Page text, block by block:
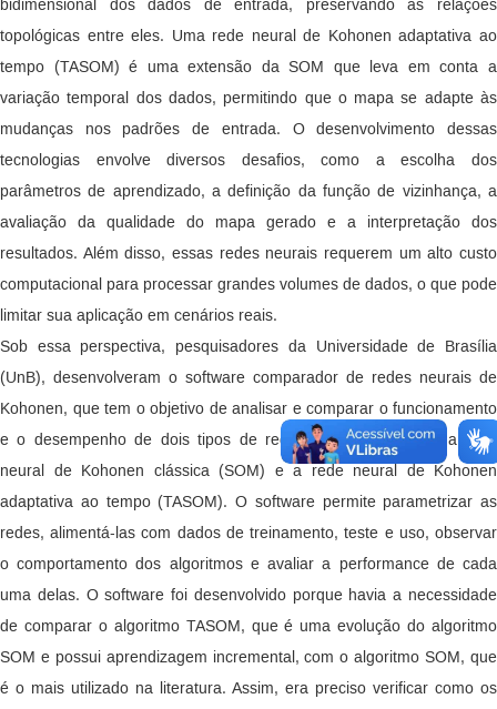
bidimensional dos dados de entrada, preservando as relações
topológicas entre eles. Uma rede neural de Kohonen adaptativa ao
tempo (TASOM) é uma extensão da SOM que leva em conta a
variação temporal dos dados, permitindo que o mapa se adapte às
mudanças nos padrões de entrada. O desenvolvimento dessas
tecnologias envolve diversos desafios, como a escolha dos
parâmetros de aprendizado, a definição da função de vizinhança, a
avaliação da qualidade do mapa gerado e a interpretação dos
resultados. Além disso, essas redes neurais requerem um alto custo
computacional para processar grandes volumes de dados, o que pode
limitar sua aplicação em cenários reais.
Sob essa perspectiva, pesquisadores da Universidade de Brasília
(UnB), desenvolveram o software comparador de redes neurais de
Kohonen, que tem o objetivo de analisar e comparar o funcionamento
e o desempenho de dois tipos de redes neurais artificiais: a rede
neural de Kohonen clássica (SOM) e a rede neural de Kohonen
adaptativa ao tempo (TASOM). O software permite parametrizar as
redes, alimentá-las com dados de treinamento, teste e uso, observar
o comportamento dos algoritmos e avaliar a performance de cada
uma delas. O software foi desenvolvido porque havia a necessidade
de comparar o algoritmo TASOM, que é uma evolução do algoritmo
SOM e possui aprendizagem incremental, com o algoritmo SOM, que
é o mais utilizado na literatura. Assim, era preciso verificar como os